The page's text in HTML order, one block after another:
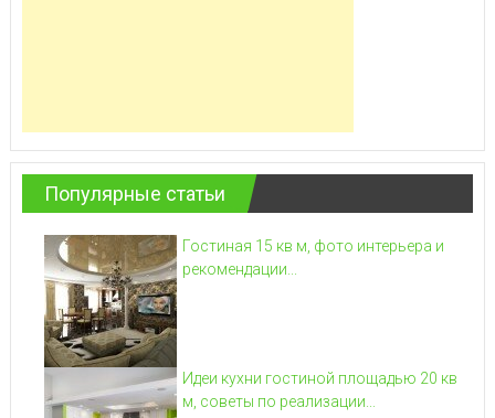
Популярные статьи
Гостиная 15 кв м, фото интерьера и
рекомендации...
Идеи кухни гостиной площадью 20 кв
м, советы по реализации...